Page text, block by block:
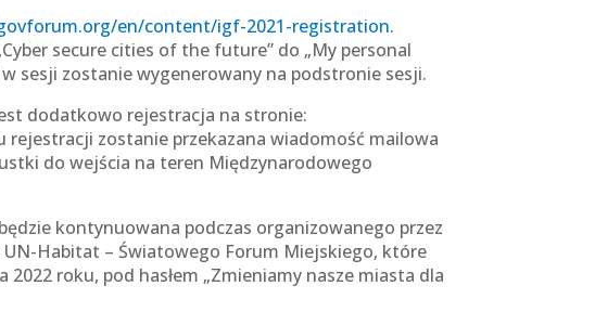
en/content/igf-2021-registration.
secure cities of the future” do „My personal
sesji zostanie wygenerowany na podstronie sesji.
dodatkowo rejestracja na stronie:
rejestracji zostanie przekazana wiadomość mailowa
do wejścia na teren Międzynarodowego
kontynuowana podczas organizowanego przez
Habitat – Światowego Forum Miejskiego, które
roku, pod hasłem „Zmieniamy nasze miasta dla